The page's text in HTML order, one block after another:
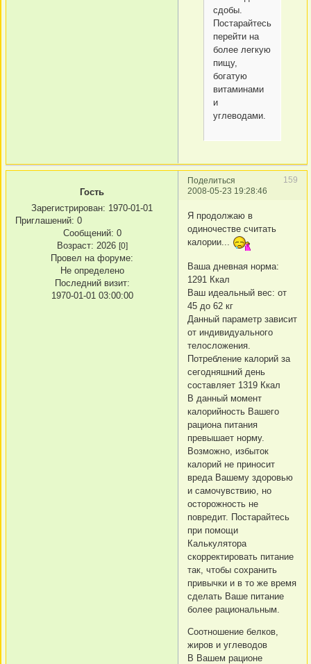
сдобы.
Постарайтесь
перейти на
более легкую
пищу,
богатую
витаминами
и
углеводами.
Поделиться
159
2008-05-23 19:28:46
Гость
Зарегистрирован: 1970-01-01
Приглашений: 0
Сообщений: 0
Возраст: 2026 [0]
Провел на форуме:
Не определено
Последний визит:
1970-01-01 03:00:00
Я продолжаю в
одиночестве считать
калории...
Ваша дневная норма:
1291 Ккал
Ваш идеальный вес: от
45 до 62 кг
Данный параметр зависит
от индивидуального
телосложения.
Потребление калорий за
сегодняшний день
составляет 1319 Ккал
В данный момент
калорийность Вашего
рациона питания
превышает норму.
Возможно, избыток
калорий не приносит
вреда Вашему здоровью
и самочувствию, но
осторожность не
повредит. Постарайтесь
при помощи
Калькулятора
скорректировать питание
так, чтобы сохранить
привычки и в то же время
сделать Ваше питание
более рациональным.
Соотношение белков,
жиров и углеводов
В Вашем рационе